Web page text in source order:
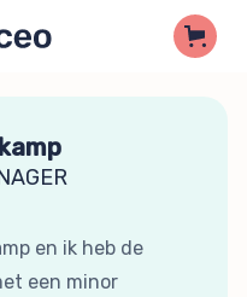
en ik heb de
een minor